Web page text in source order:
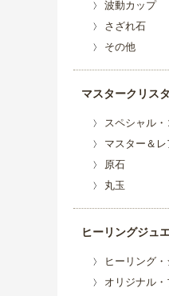
波動カップ
さざれ石
その他
マスタークリス
スペシャル
マスター＆
原石
丸玉
ヒーリングジュ
ヒーリング
オリジナル・